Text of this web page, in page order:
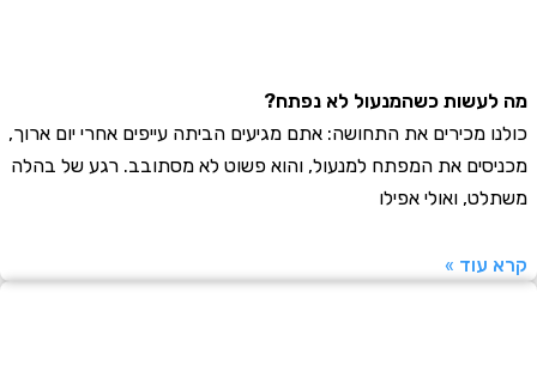
כשהמנעול לא נפתח?
מכירים את התחושה: אתם מגיעים הביתה עייפים אחרי יום ארוך,
את המפתח למנעול, והוא פשוט לא מסתובב. רגע של בהלה
ואולי אפילו
»